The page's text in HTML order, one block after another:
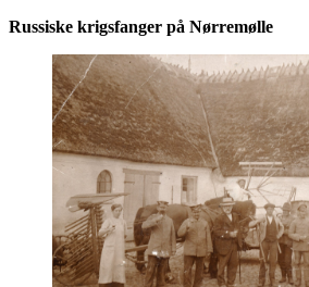
Russiske krigsfanger på Nørremølle